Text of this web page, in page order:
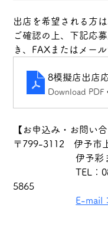
出店を希望される方
ご確認の上、下記応
き、FAXまたはメー
8模擬店出店
Download PDF
【お申込み・お問い合
〒799-3112　伊予市
伊予彩まつ
TEL：089-
5865
E-mail